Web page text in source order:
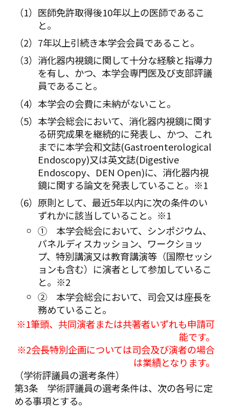
医師免許取得後10年以上の医師であるこ
と。
7年以上引続き本学会会員であること。
消化器内視鏡に関して十分な経験と指導力
を有し、かつ、本学会専門医及び支部評議
員であること。
本学会の会費に未納がないこと。
本学会総会において、消化器内視鏡に関す
る研究成果を継続的に発表し、かつ、これ
までに本学会和文誌(Gastroenterological
Endoscopy)又は英文誌(Digestive
Endoscopy、DEN Open)に、消化器内視
鏡に関する論文を発表していること。※1
原則として、最近5年以内に次の条件のい
ずれかに該当していること。※1
① 本学会総会において、シンポジウム、
パネルディスカッション、ワークショッ
プ、特別講演又は教育講演等（国際セッシ
ョンも含む）に演者として参加しているこ
と。※2
② 本学会総会において、司会又は座長を
務めていること。
※1筆頭、共同演者または共著者いずれも申請可
能です。
※2会長特別企画については司会及び演者の場合
は業績となります。
（学術評議員の選考条件）
第3条 学術評議員の選考条件は、次の各号に定
める事項とする。